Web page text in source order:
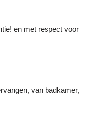
en met respect voor
van badkamer,